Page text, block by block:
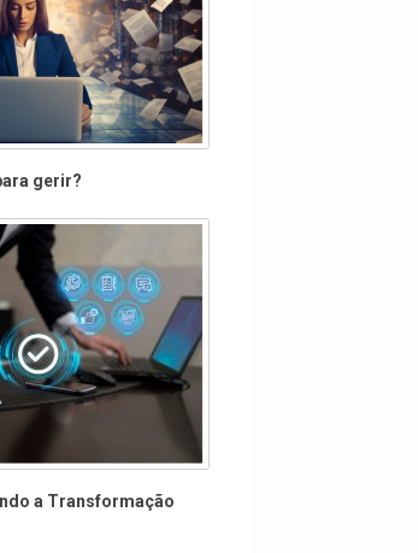
gerir?
a Transformação